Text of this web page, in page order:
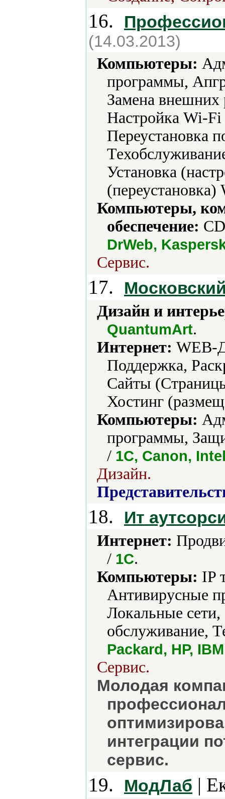
16.
(14.03.2013)
Компьютеры:
программы,
Замена
Настройка Wi-Fi
Переустановка
Установка
Компьютеры,
обеспечение:
DrWeb,
Сервис.
17.
Дизайн и
QuantumArt.
Интернет: WEB-
Поддержка,
Сайты
Хостинг
Компьютеры:
программы,
/ 1С, Canon,
Дизайн.
18. Ит
Интернет:
/ 1С.
Компьютеры: IP
Антивирусные
Локальные
обслуживание,
Packard, HP,
Сервис.
Молодая
интеграции
сервис.
19. МодЛаб |